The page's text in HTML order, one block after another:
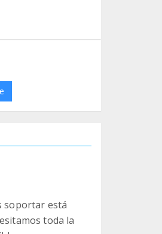
soportar está
toda la